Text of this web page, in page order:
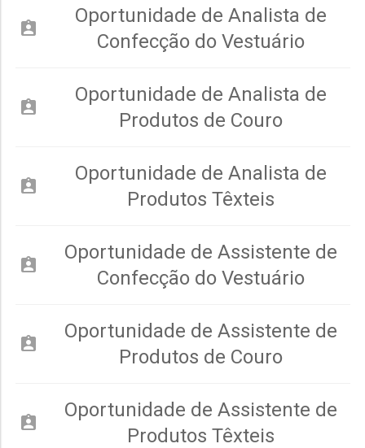
assignment_ind
Oportunidade de Analista de
Confecção do Vestuário
assignment_ind
Oportunidade de Analista de
Produtos de Couro
assignment_ind
Oportunidade de Analista de
Produtos Têxteis
assignment_ind
Oportunidade de Assistente de
Confecção do Vestuário
assignment_ind
Oportunidade de Assistente de
Produtos de Couro
assignment_ind
Oportunidade de Assistente de
Produtos Têxteis